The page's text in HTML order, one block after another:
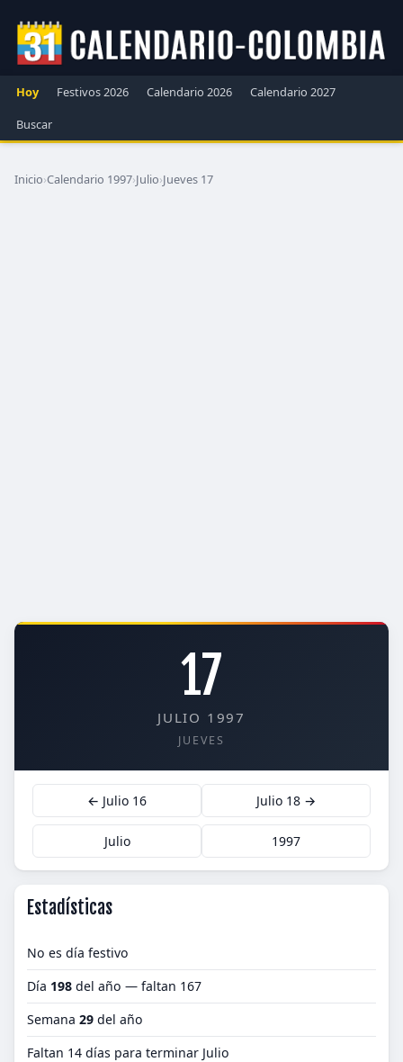
Hoy Festivos 2026 Calendario 2026
Calendario 2027
Buscar
Inicio›Calendario 1997›Julio›Jueves 17
17
JULIO 1997
JUEVES
← Julio 16 Julio 18 →
Julio 1997
Estadísticas
No es día festivo
Día 198 del año — faltan 167
Semana 29 del año
Faltan 14 días para terminar Julio